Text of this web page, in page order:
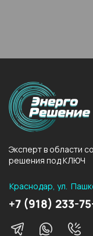
Эксперт в области
решения под КЛЮЧ
+7 (918) 233-
Краснодар, ул.